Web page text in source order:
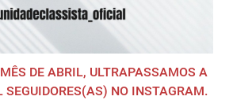
DE ABRIL, ULTRAPASSAMOS A
SEGUIDORES(AS) NO INSTAGRAM.